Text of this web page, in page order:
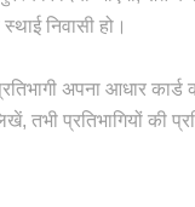
निवासी हो।
अपना आधार कार्ड
तभी प्रतिभागियों की